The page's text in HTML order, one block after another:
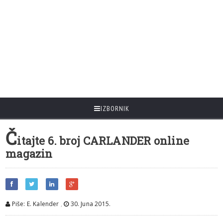
IZBORNIK
Čitajte 6. broj CARLANDER online
magazin
Piše: E. Kalender , 30. Juna 2015.